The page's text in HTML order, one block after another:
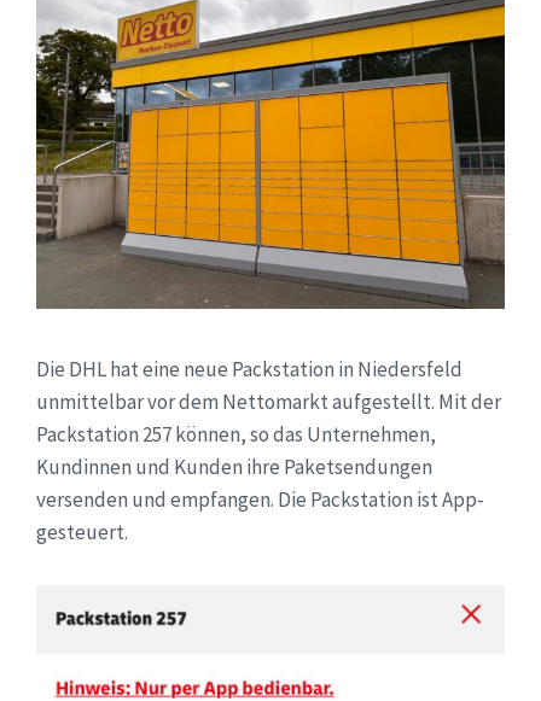
Die DHL hat eine neue Packstation in Niedersfeld
unmittelbar vor dem Nettomarkt aufgestellt. Mit der
Packstation 257können, so das Unternehmen,
Kundinnen und Kunden ihre Paketsendungen
versenden und empfangen. Die Packstation istApp-
gesteuert.